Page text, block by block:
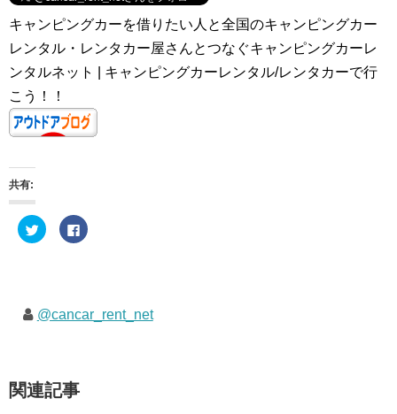
キャンピングカーを借りたい人と全国のキャンピングカー
レンタル・レンタカー屋さんとつなぐキャンピングカーレ
ンタルネット | キャンピングカーレンタル/レンタカーで行
こう！！
共有:
ク
リ
i
t
有
(
F
a
で
共
@cancar_rent_net
関連記事